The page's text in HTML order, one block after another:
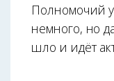
Полномочий
немного, но
шло и идёт